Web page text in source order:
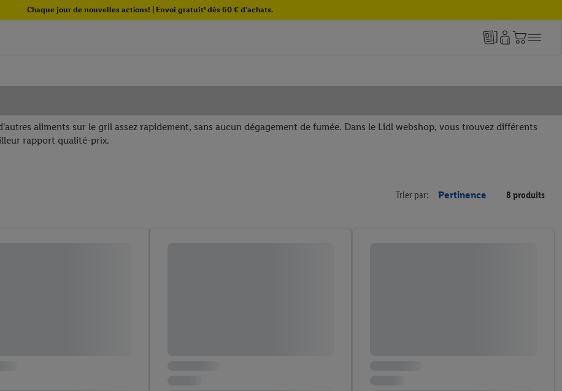
Chaque jour de nouvelles actions! | Envoi gratuit¹ dès 60 € d'achats.
aliments sur le gril assez rapidement, sans aucun dégagement de fumée. Dans le Lidl webshop, vous trouvez différents
rapport qualité-prix.
Trier par: Pertinence 8 produits